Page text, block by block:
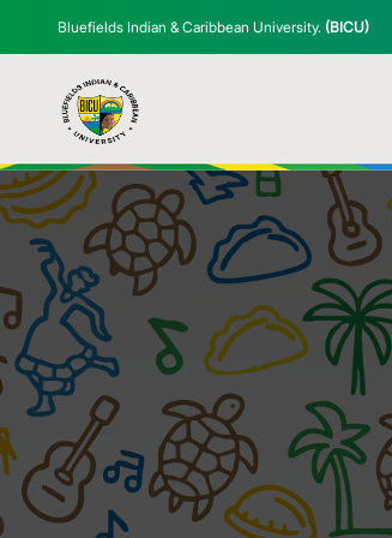
Bluefields Indian & Caribbean University. (BICU)